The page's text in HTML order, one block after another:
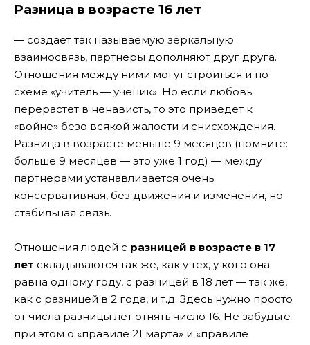
Разница в возрасте 16 лет
— создает так называемую зеркальную
взаимосвязь, партнеры дополняют друг друга.
Отношения между ними могут строиться и по
схеме «учитель — ученик». Но если любовь
перерастет в ненависть, то это приведет к
«войне» безо всякой жалости и снисхождения.
Разница в возрасте меньше 9 месяцев (помните:
больше 9 месяцев — это уже 1 год) — между
партнерами устанавливается очень
консервативная, без движения и изменения, но
стабильная связь.
Отношения людей с разницей в возрасте в 17
лет складываются так же, как у тех, у кого она
равна одному году, с разницей в 18 лет — так же,
как с разницей в 2 года, и т.д. Здесь нужно просто
от числа разницы лет отнять число 16. Не забудьте
при этом о «правиле 21 марта» и «правиле